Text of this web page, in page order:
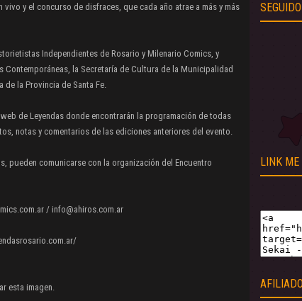
y el concurso de disfraces, que cada año atrae a más y más
Independientes de Rosario y Milenario Comics, y
la Secretaría de Cultura de la Municipalidad
de la Provincia de Santa Fe.
de Leyendas donde encontrarán la programación de todas
notas y comentarios de las ediciones anteriores del evento.
pueden comunicarse con la organización del Encuentro
/ info@ahiros.com.ar
esta imagen.
LINK ME